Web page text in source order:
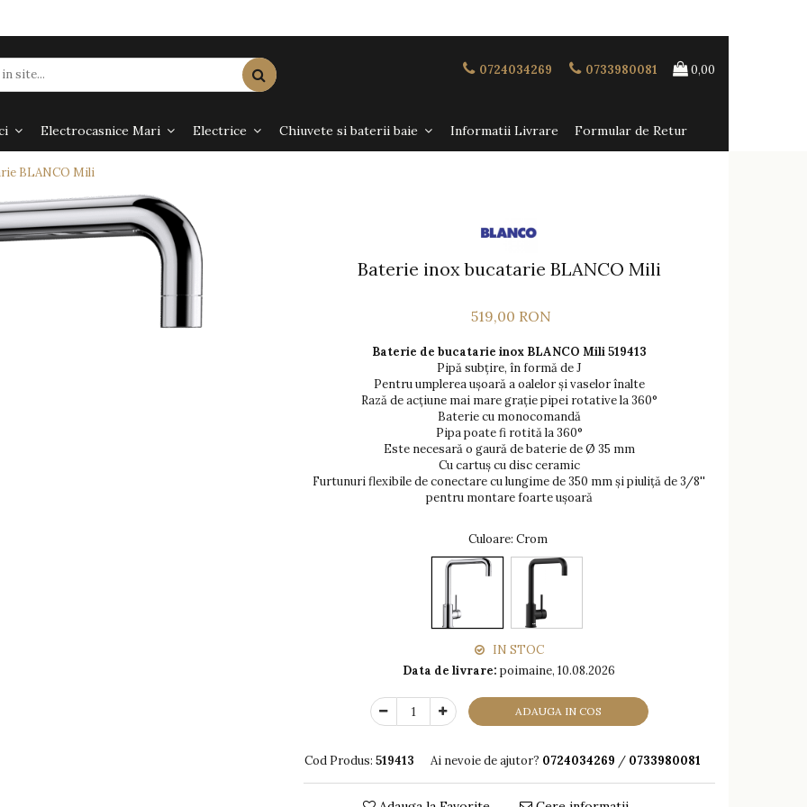
0724034269 0733980081 0,00
Electrocasnice Mari Electrice Chiuvete si baterii baie Informatii Livrare Formular de Retur
BLANCO Mili
Baterie inox bucatarie BLANCO Mili
519,00 RON
Baterie de bucatarie inox BLANCO Mili 519413
Pipă subțire, în formă de J
Pentru umplerea ușoară a oalelor și vaselor înalte
Rază de acțiune mai mare grație pipei rotative la 360°
Baterie cu monocomandă
Pipa poate fi rotită la 360°
Este necesară o gaură de baterie de Ø 35 mm
Cu cartuș cu disc ceramic
Furtunuri flexibile de conectare cu lungime de 350 mm și piuliță de 3/8''
pentru montare foarte ușoară
Culoare: Crom
IN STOC
Data de livrare: poimaine, 10.08.2026
ADAUGA IN COS
Cod Produs: 519413 Ai nevoie de ajutor? 0724034269 / 0733980081